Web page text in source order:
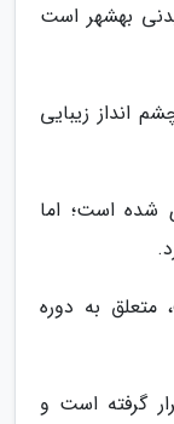
بهشهر است
انداز زیبایی
شده است؛ اما
به دوره
گرفته است و